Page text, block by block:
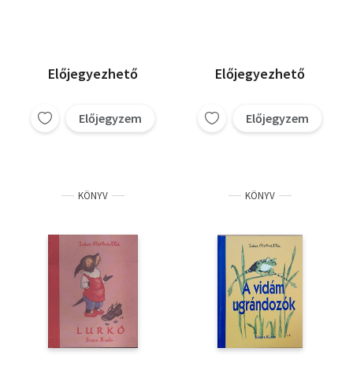
Előjegyezhető
Előjegyzem
Előjegyezhető
Előjegyzem
KÖNYV KÖNYV